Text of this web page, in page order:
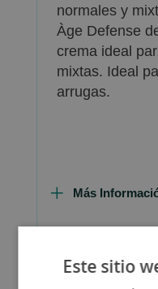
normales y
Àge Defense
crema ideal
mixtas. Ideal
arrugas.
Más
Este sitio